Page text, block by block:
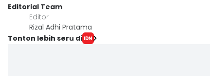
Editorial Team
Editor
Rizal Adhi Pratama
Tonton lebih seru di